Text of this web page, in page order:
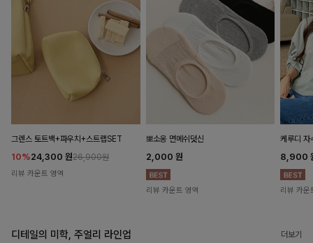
그렌스 토트백+파우치+스트랩SET
10%24,300 원26,900원
리뷰 카운트 영역
뽀소옹 면메쉬덧신
2,000 원
리뷰 카운트 영역
케루디 자
8,900
리뷰 카운
디테일의 미학, 주얼리 라인업 더보기